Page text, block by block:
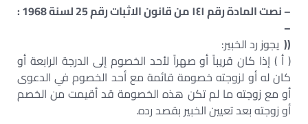
– نصت المادة رقم ١٤١ من قانون الاثبات رقم 25 لسنة 1968 :
–
(( يجوز رد الخبير:
( أ ) إذا كان قريباً أو صهراً لأحد الخصوم إلى الدرجة الرابعة أو
كان له أو لزوجته خصومة قائمة مع أحد الخصوم في الدعوى
أو مع زوجته ما لم تكن هذه الخصومة قد أقيمت من الخصم
أو زوجته بعد تعيين الخبير بقصد رده.